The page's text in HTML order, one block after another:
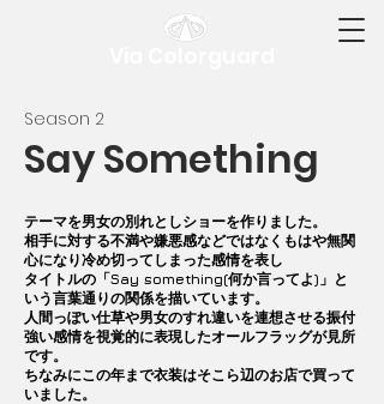
​Season 2
Say Something
テーマを男女の別れとしショーを作りました。
相手に対する不満や嫌悪感などではなく もはや無関
心になり冷め切ってしまった感情を表し
タイトルの「Say something(何か言ってよ)」 と
いう言葉通りの関係を描いています。
人間っぽい仕草や男女のすれ違いを連想させる振付
強い感情を視覚的に表現したオールフラッグが見所
です。
ちなみにこの年まで衣装はそこら辺のお店で買って
いました。